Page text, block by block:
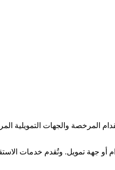
المرخصة والجهات التمويلية
جهة تمويل. وتُقدم خدمات